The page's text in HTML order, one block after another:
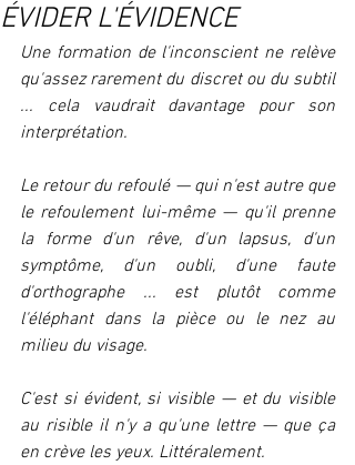
ÉVIDER L'ÉVIDENCE
Une formation de l'inconscient ne relève
qu'assez rarement du discret ou du subtil
... cela vaudrait davantage pour son
interprétation.
Le retour du refoulé — qui n'est autre que
le refoulement lui-même — qu'il prenne
la forme d'un rêve, d'un lapsus, d'un
symptôme, d'un oubli, d'une faute
d'orthographe ... est plutôt comme
l'éléphant dans la pièce ou le nez au
milieu du visage.
C'est si évident, si visible — et du visible
au risible il n'y a qu'une lettre — que ça
en crève les yeux. Littéralement.